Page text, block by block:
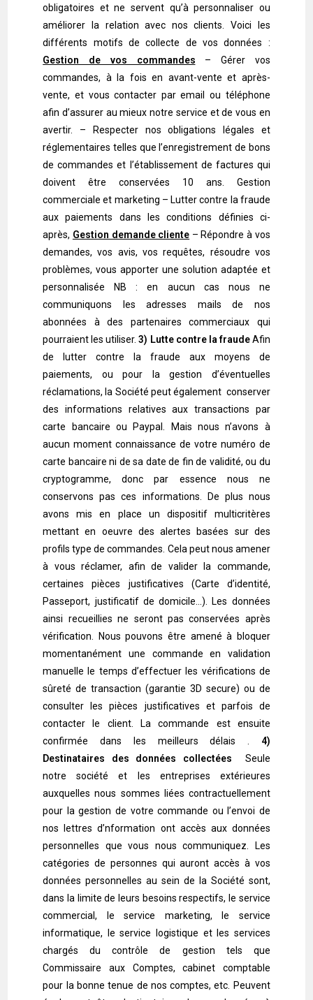
obligatoires et ne servent qu’à personnaliser ou
améliorer la relation avec nos clients. Voici les
différents motifs de collecte de vos données :
Gestion de vos commandes – Gérer vos
commandes, à la fois en avant-vente et après-
vente, et vous contacter par email ou téléphone
afin d’assurer au mieux notre service et de vous en
avertir. – Respecter nos obligations légales et
réglementaires telles que l’enregistrement de bons
de commandes et l’établissement de factures qui
doivent être conservées 10 ans. Gestion
commerciale et marketing – Lutter contre la fraude
aux paiements dans les conditions définies ci-
après, Gestion demande cliente – Répondre à vos
demandes, vos avis, vos requêtes, résoudre vos
problèmes, vous apporter une solution adaptée et
personnalisée NB : en aucun cas nous ne
communiquons les adresses mails de nos
abonnées à des partenaires commerciaux qui
pourraient les utiliser.3) Lutte contre la fraudeAfin
de lutter contre la fraude aux moyens de
paiements, ou pour la gestion d’éventuelles
réclamations, la Société peut également conserver
des informations relatives aux transactions par
carte bancaire ou Paypal. Mais nous n’avons à
aucun moment connaissance de votre numéro de
carte bancaire ni de sa date de fin de validité, ou du
cryptogramme, donc par essence nous ne
conservons pas ces informations. De plus nous
avons mis en place un dispositif multicritères
mettant en oeuvre des alertes basées sur des
profils type de commandes. Cela peut nous amener
à vous réclamer, afin de valider la commande,
certaines pièces justificatives (Carte d’identité,
Passeport, justificatif de domicile…). Les données
ainsi recueillies ne seront pas conservées après
vérification. Nous pouvons être amené à bloquer
momentanément une commande en validation
manuelle le temps d’effectuer les vérifications de
sûreté de transaction (garantie 3D secure) ou de
consulter les pièces justificatives et parfois de
contacter le client. La commande est ensuite
confirmée dans les meilleurs délais . 4)
Destinataires des données collectées
Seule
notre société et les entreprises extérieures
auxquelles nous sommes liées contractuellement
pour la gestion de votre commande ou l’envoi de
nos lettres d’nformation ont accès aux données
personnelles que vous nous communiquez. Les
catégories de personnes qui auront accès à vos
données personnelles au sein de la Société sont,
dans la limite de leurs besoins respectifs, le service
commercial, le service marketing, le service
informatique, le service logistique et les services
chargés du contrôle de gestion tels que
Commissaire aux Comptes, cabinet comptable
pour la bonne tenue de nos comptes, etc. Peuvent